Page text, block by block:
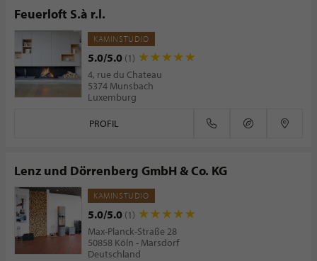
Feuerloft S.à r.l.
KAMINSTUDIO
5.0/5.0 (1)
4, rue du Chateau
5374 Munsbach
Luxemburg
PROFIL
Lenz und Dörrenberg GmbH & Co. KG
KAMINSTUDIO
5.0/5.0 (1)
Max-Planck-Straße 28
50858 Köln - Marsdorf
Deutschland